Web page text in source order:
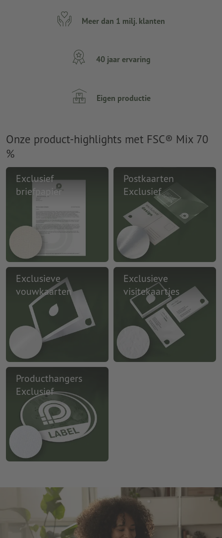
Meer dan 1 milj. klanten
40 jaar ervaring
Eigen productie
Onze product-highlights met FSC® Mix 70
%
Exclusief
briefpapier
Postkaarten
Exclusief
Exclusieve
vouwkaarten
Exclusieve
visitekaartjes
Producthangers
Exclusief